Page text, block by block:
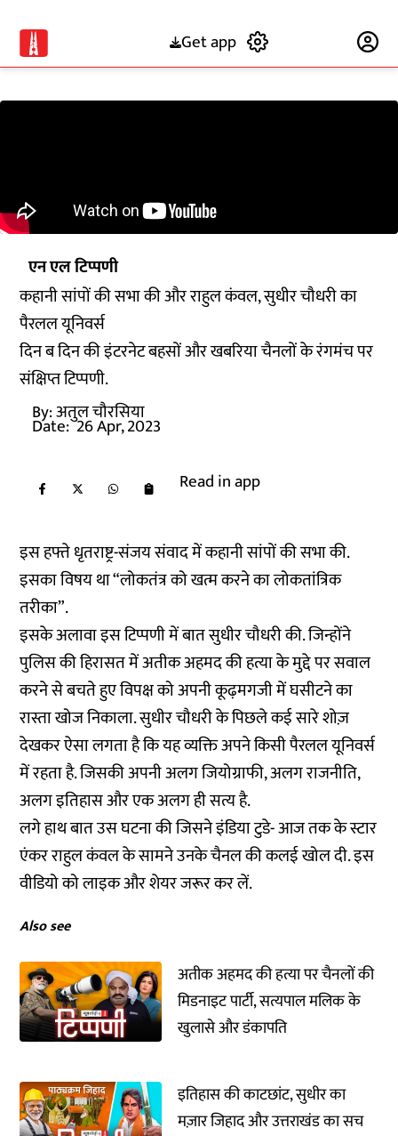
Get app
एन एल टिप्पणी
कहानी सांपों की सभा की और राहुल कंवल, सुधीर चौधरी का
पैरलल यूनिवर्स
दिन ब दिन की इंटरनेट बहसों और खबरिया चैनलों के रंगमंच पर
संक्षिप्त टिप्पणी.
By:अतुल चौरसिया
Date: 26 Apr, 2023
Read in app
इस हफ्ते धृतराष्ट्र-संजय संवाद में कहानी सांपों की सभा की.
इसका विषय था “लोकतंत्र को खत्म करने का लोकतांत्रिक
तरीका”.
इसके अलावा इस टिप्पणी में बात सुधीर चौधरी की. जिन्होंने
पुलिस की हिरासत में अतीक अहमद की हत्या के मुद्दे पर सवाल
करने से बचते हुए विपक्ष को अपनी कूढ़मगजी में घसीटने का
रास्ता खोज निकाला. सुधीर चौधरी के पिछले कई सारे शोज़
देखकर ऐसा लगता है कि यह व्यक्ति अपने किसी पैरलल यूनिवर्स
में रहता है. जिसकी अपनी अलग जियोग्राफी, अलग राजनीति,
अलग इतिहास और एक अलग ही सत्य है.
लगे हाथ बात उस घटना की जिसने इंडिया टुडे- आज तक के स्टार
एंकर राहुल कंवल के सामने उनके चैनल की कलई खोल दी. इस
वीडियो को लाइक और शेयर जरूर कर लें.
Also see
अतीक अहमद की हत्या पर चैनलों की
मिडनाइट पार्टी, सत्यपाल मलिक के
खुलासे और डंकापति
इतिहास की काटछांट, सुधीर का
मज़ार जिहाद और उत्तराखंड का सच